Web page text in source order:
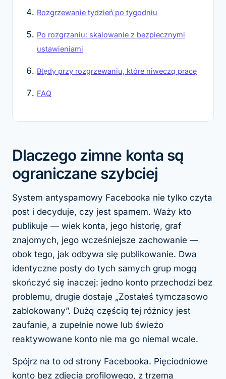
Rozgrzewanie tydzień po tygodniu
Po rozgrzaniu: skalowanie z bezpiecznymi
ustawieniami
Błędy przy rozgrzewaniu, które niweczą pracę
FAQ
Dlaczego zimne konta są
ograniczane szybciej
System antyspamowy Facebooka nie tylko czyta
post i decyduje, czy jest spamem. Waży kto
publikuje — wiek konta, jego historię, graf
znajomych, jego wcześniejsze zachowanie —
obok tego, jak odbywa się publikowanie. Dwa
identyczne posty do tych samych grup mogą
skończyć się inaczej: jedno konto przechodzi bez
problemu, drugie dostaje „Zostałeś tymczasowo
zablokowany”. Dużą częścią tej różnicy jest
zaufanie, a zupełnie nowe lub świeżo
reaktywowane konto nie ma go niemal wcale.
Spójrz na to od strony Facebooka. Pięciodniowe
konto bez zdjęcia profilowego, z trzema